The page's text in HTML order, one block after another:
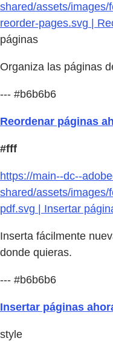
shared/assets/
reorder-pages.svg |
páginas
Organiza las páginas
--- #b6b6b6
Reordenar páginas
#fff
https://main--dc--
shared/assets/
pdf.svg | Insertar
Inserta fácilmente
donde quieras.
--- #b6b6b6
Insertar páginas
style